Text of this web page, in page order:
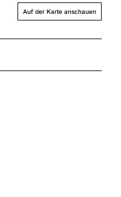
Auf der Karte anschauen